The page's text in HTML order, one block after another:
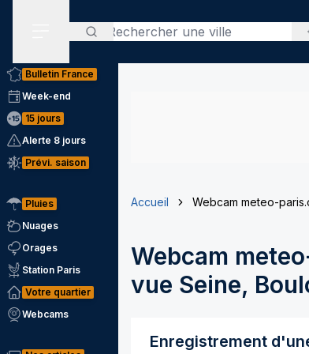
Rechercher
Bulletin France
Week-end
15 jours
Alerte 8 jours
Prévi. saison
Pluies
Nuages
Orages
Station Paris
Votre quartier
Webcams
Accueil Webcam meteo-
Webcam
vue Seine,
Enregistrement